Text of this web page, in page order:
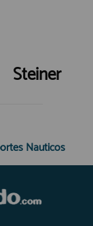
Steiner
Nauticos